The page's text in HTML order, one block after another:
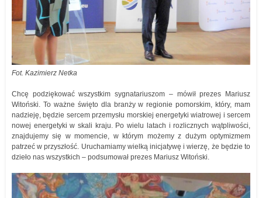
Fot. Kazimierz Netka
Chcę podziękować wszystkim sygnatariuszom – mówił prezes Mariusz
Witoński. To ważne święto dla branży w regionie pomorskim, który, mam
nadzieję, będzie sercem przemysłu morskiej energetyki wiatrowej i sercem
nowej energetyki w skali kraju. Po wielu latach i rozlicznych wątpliwości,
znajdujemy się w momencie, w którym możemy z dużym optymizmem
patrzeć w przyszłość. Uruchamiamy wielką inicjatywę i wierzę, że będzie to
dzieło nas wszystkich – podsumował prezes Mariusz Witoński.